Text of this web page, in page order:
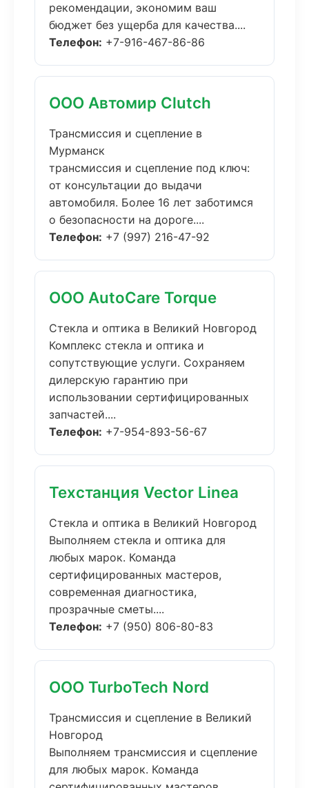
рекомендации, экономим ваш
бюджет без ущерба для качества....
Телефон: +7-916-467-86-86
ООО Автомир Clutch
Трансмиссия и сцепление в
Мурманск
трансмиссия и сцепление под ключ:
от консультации до выдачи
автомобиля. Более 16 лет заботимся
о безопасности на дороге....
Телефон: +7 (997) 216-47-92
ООО AutoCare Torque
Стекла и оптика в Великий Новгород
Комплекс стекла и оптика и
сопутствующие услуги. Сохраняем
дилерскую гарантию при
использовании сертифицированных
запчастей....
Телефон: +7-954-893-56-67
Техстанция Vector Linea
Стекла и оптика в Великий Новгород
Выполняем стекла и оптика для
любых марок. Команда
сертифицированных мастеров,
современная диагностика,
прозрачные сметы....
Телефон: +7 (950) 806-80-83
ООО TurboTech Nord
Трансмиссия и сцепление в Великий
Новгород
Выполняем трансмиссия и сцепление
для любых марок. Команда